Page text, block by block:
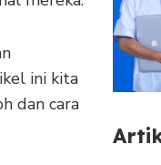
ini kita
dan cara